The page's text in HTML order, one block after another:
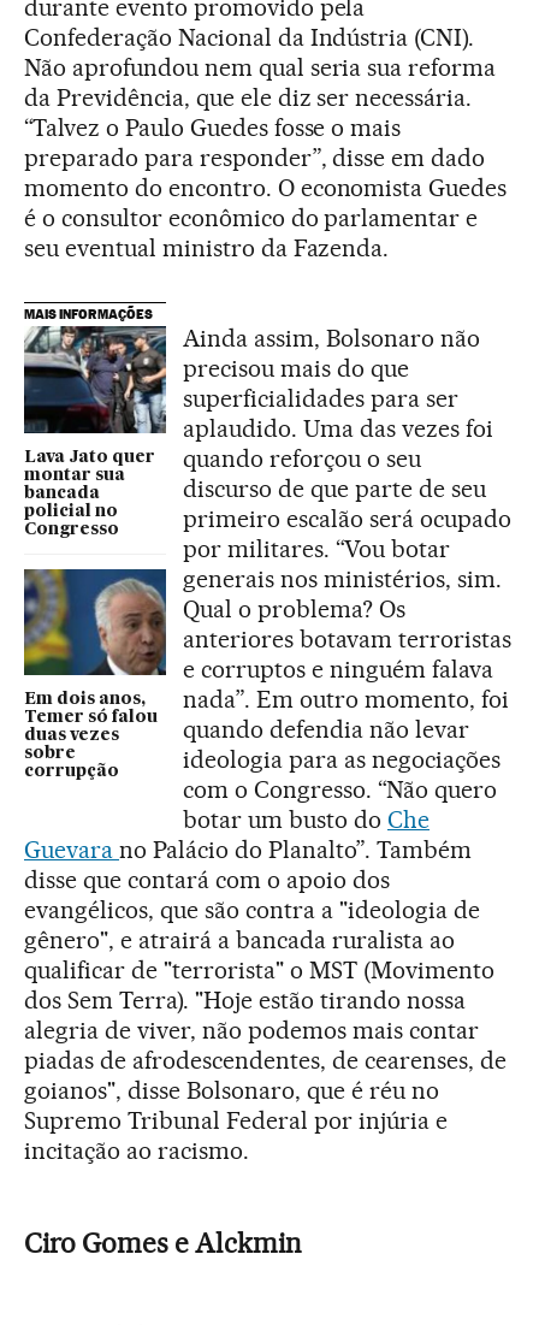
durante evento promovido pela
Confederação Nacional da Indústria (CNI).
Não aprofundou nem qual seria sua reforma
da Previdência, que ele diz ser necessária.
“Talvez o Paulo Guedes fosse o mais
preparado para responder”, disse em dado
momento do encontro. O economista Guedes
é o consultor econômico do parlamentar e
seu eventual ministro da Fazenda.
MAIS INFORMAÇÕES
Lava Jato quer
montar sua
bancada
policial no
Congresso
Em dois anos,
Temer só falou
duas vezes
sobre
corrupção
Ainda assim, Bolsonaro não
precisou mais do que
superficialidades para ser
aplaudido. Uma das vezes foi
quando reforçou o seu
discurso de que parte de seu
primeiro escalão será ocupado
por militares. “Vou botar
generais nos ministérios, sim.
Qual o problema? Os
anteriores botavam terroristas
e corruptos e ninguém falava
nada”. Em outro momento, foi
quando defendia não levar
ideologia para as negociações
com o Congresso. “Não quero
botar um busto do Che
Guevara no Palácio do Planalto”. Também
disse que contará com o apoio dos
evangélicos, que são contra a "ideologia de
gênero", e atrairá a bancada ruralista ao
qualificar de "terrorista" o MST (Movimento
dos Sem Terra). "Hoje estão tirando nossa
alegria de viver, não podemos mais contar
piadas de afrodescendentes, de cearenses, de
goianos", disse Bolsonaro, que é réu no
Supremo Tribunal Federal por injúria e
incitação ao racismo.
Ciro Gomes e Alckmin